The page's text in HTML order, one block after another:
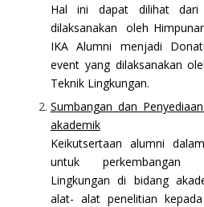
Hal ini dapat dilihat dari
dilaksanakan oleh
IKA Alumni menjadi
event yang dilaksanakan
Teknik Lingkungan.
Sumbangan dan
akademik
Keikutsertaan alumni
untuk perkembangan
Lingkungan di bidang
alat- alat penelitian